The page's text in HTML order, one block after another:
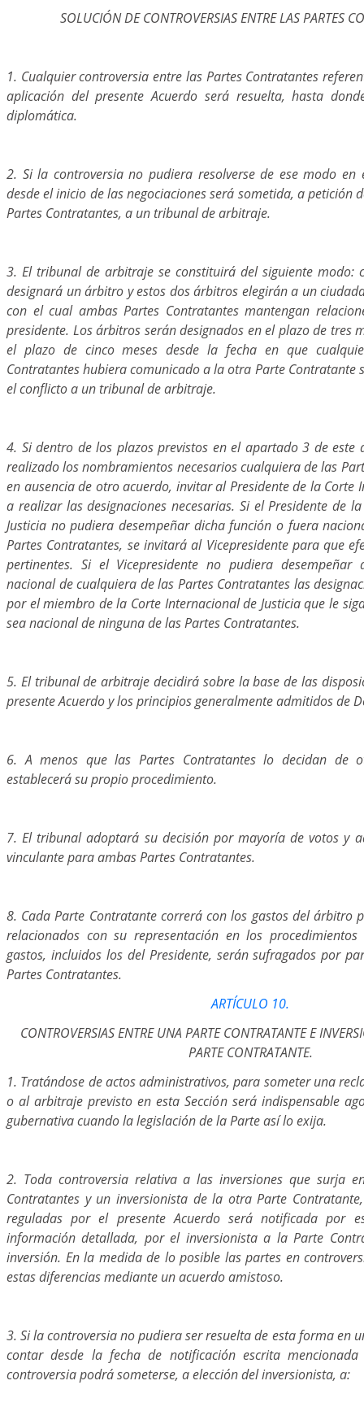
SOLUCIÓN DE CONTROVERSIAS ENTRE LAS PARTES
1. Cualquier controversia entre las Partes Contratantes
aplicación del presente Acuerdo será resuelta, hasta
diplomática.
2. Si la controversia no pudiera resolverse de ese modo en
desde el inicio de las negociaciones será sometida, a petición
Partes Contratantes, a un tribunal de arbitraje.
3. El tribunal de arbitraje se constituirá del siguiente modo:
designará un árbitro y estos dos árbitros elegirán a un
con el cual ambas Partes Contratantes mantengan
presidente. Los árbitros serán designados en el plazo de tres
el plazo de cinco meses desde la fecha en que
Contratantes hubiera comunicado a la otra Parte Contratante
el conflicto a un tribunal de arbitraje.
4. Si dentro de los plazos previstos en el apartado 3 de este
realizado los nombramientos necesarios cualquiera de las
en ausencia de otro acuerdo, invitar al Presidente de la Corte
a realizar las designaciones necesarias. Si el Presidente de
Justicia no pudiera desempeñar dicha función o fuera
Partes Contratantes, se invitará al Vicepresidente para que
pertinentes. Si el Vicepresidente no pudiera
nacional de cualquiera de las Partes Contratantes las
por el miembro de la Corte Internacional de Justicia que le
sea nacional de ninguna de las Partes Contratantes.
5. El tribunal de arbitraje decidirá sobre la base de las
presente Acuerdo y los principios generalmente admitidos de
6. A menos que las Partes Contratantes lo decidan de
establecerá su propio procedimiento.
7. El tribunal adoptará su decisión por mayoría de votos y
vinculante para ambas Partes Contratantes.
8. Cada Parte Contratante correrá con los gastos del árbitro
relacionados con su representación en los
gastos, incluidos los del Presidente, serán sufragados por
Partes Contratantes.
ARTÍCULO 10.
CONTROVERSIAS ENTRE UNA PARTE CONTRATANTE E
PARTE CONTRATANTE.
1. Tratándose de actos administrativos, para someter una
o al arbitraje previsto en esta Sección será indispensable
gubernativa cuando la legislación de la Parte así lo exija.
2. Toda controversia relativa a las inversiones que surja
Contratantes y un inversionista de la otra Parte
reguladas por el presente Acuerdo será notificada por
información detallada, por el inversionista a la Parte
inversión. En la medida de lo posible las partes en
estas diferencias mediante un acuerdo amistoso.
3. Si la controversia no pudiera ser resuelta de esta forma en
contar desde la fecha de notificación escrita
controversia podrá someterse, a elección del inversionista, a: